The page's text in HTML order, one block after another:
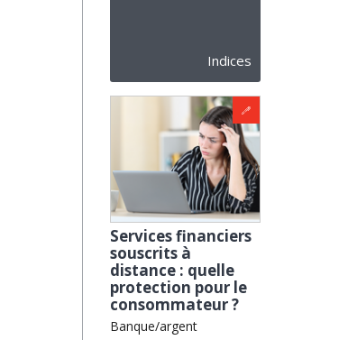
Indices
Services financiers
souscrits à
distance : quelle
protection pour le
consommateur ?
Banque/argent